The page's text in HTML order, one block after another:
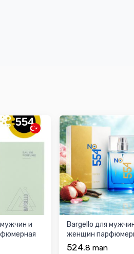
и
Bargello для
женщин
вода
524.8 man